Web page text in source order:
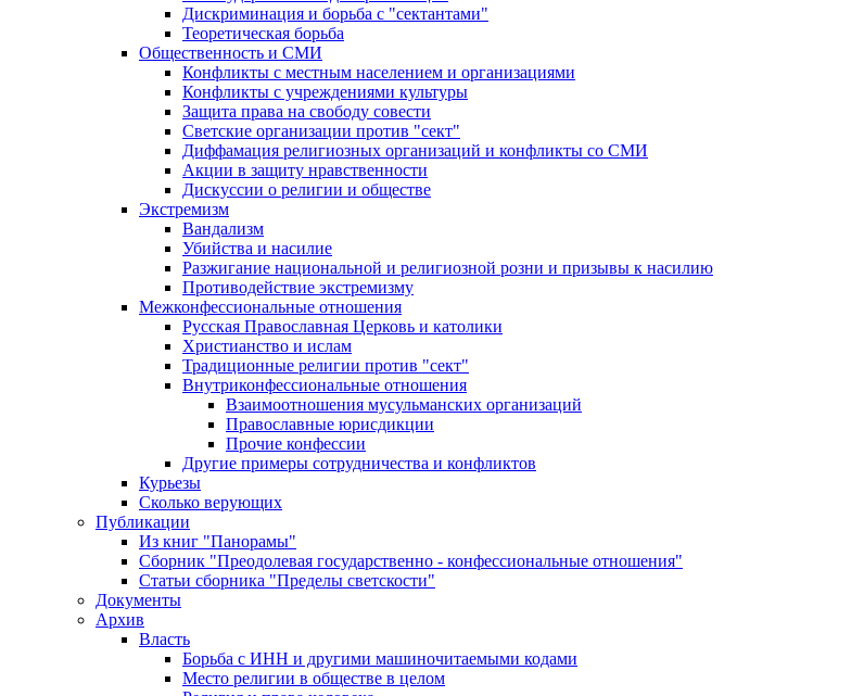
Дискриминация и борьба с "сектантами"
Теоретическая борьба
Общественность и СМИ
Конфликты с местным населением и организациями
Конфликты с учреждениями культуры
Защита права на свободу совести
Светские организации против "сект"
Диффамация религиозных организаций и конфликты со СМИ
Акции в защиту нравственности
Дискуссии о религии и обществе
Экстремизм
Вандализм
Убийства и насилие
Разжигание национальной и религиозной розни и призывы к насилию
Противодействие экстремизму
Межконфессиональные отношения
Русская Православная Церковь и католики
Христианство и ислам
Традиционные религии против "сект"
Внутриконфессиональные отношения
Взаимоотношения мусульманских организаций
Православные юрисдикции
Прочие конфессии
Другие примеры сотрудничества и конфликтов
Курьезы
Сколько верующих
Публикации
Из книг "Панорамы"
Сборник "Преодолевая государственно - конфессиональные отношения"
Статьи сборника "Пределы светскости"
Документы
Архив
Власть
Борьба с ИНН и другими машиночитаемыми кодами
Место религии в обществе в целом